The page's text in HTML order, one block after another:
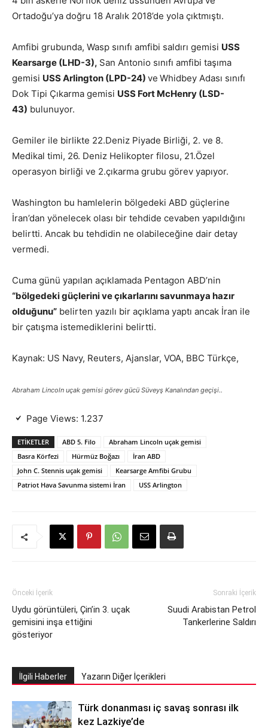
Ortadoğu’ya doğru 18 Aralık 2018’de yola çıktmıştı.
Amfibi grubunda, Wasp sınıfı amfibi saldırı gemisi USS
Kearsarge (LHD-3), San Antonio sınıfı amfibi taşıma
gemisi USS Arlington (LPD-24) ve Whidbey Adası sınıfı
Dok Tipi Çıkarma gemisi USS Fort McHenry (LSD-
43) bulunuyor.
Gemiler ile birlikte 22.Deniz Piyade Birliği, 2. ve 8.
Medikal timi, 26. Deniz Helikopter filosu, 21.Özel
operasyon birliği ve 2.çıkarma grubu görev yapıyor.
Washington bu hamlelerin bölgedeki ABD güçlerine
İran’dan yönelecek olası bir tehdide cevaben yapıldığını
belirtti. Ancak bu tehdidin ne olabileceğine dair detay
vermedi.
Cuma günü yapılan açıklamada Pentagon ABD’nin
“bölgedeki güçlerini ve çıkarlarını savunmaya hazır
olduğunu” belirten yazılı bir açıklama yaptı ancak İran ile
bir çatışma istemediklerini belirtti.
Kaynak: US Navy, Reuters, Ajanslar, VOA, BBC Türkçe,
Abraham Lincoln uçak gemisi görev gücü Süveyş Kanalından geçişi..
Page Views: 1.237
ETIKETLER ABD 5. Filo
Abraham Lincoln uçak gemisi
Basra Körfezi
Hürmüz Boğazı
İran ABD
John C. Stennis uçak gemisi
Kearsarge Amfibi Grubu
Patriot Hava Savunma sistemi İran
USS Arlington
Önceki İçerik
Uydu görüntüleri, Çin’in 3. uçak
gemisini inşa ettiğini
gösteriyor
Sonraki İçerik
Suudi Arabistan Petrol
Tankerlerine Saldırı
İlgili Haberler Yazarın Diğer İçerikleri
Türk donanması iç savaş sonrası ilk
kez Lazkiye’de